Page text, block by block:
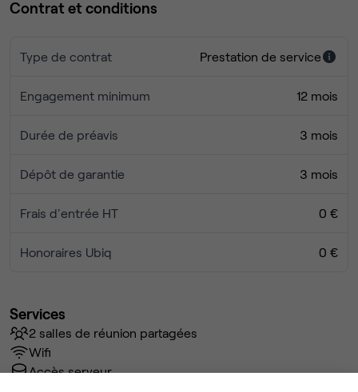
Contrat et conditions
Type de contrat Prestation de service
Engagement minimum 12 mois
Durée de préavis 3 mois
Dépôt de garantie 3 mois
Frais d'entrée HT 0 €
Honoraires Ubiq 0 €
Services
2 salles de réunion partagées
Wifi
Accès serveur